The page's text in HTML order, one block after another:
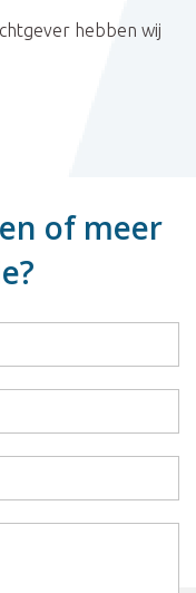
hebben wij
of meer